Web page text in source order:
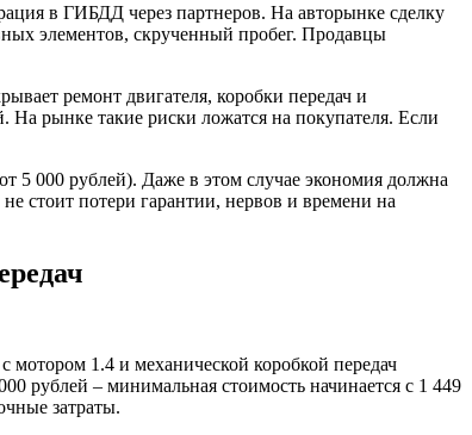
в ГИБДД через партнеров. На авторынке сделку
элементов, скрученный пробег. Продавцы
ремонт двигателя, коробки передач и
На рынке такие риски ложатся на покупателя. Если
5 000 рублей). Даже в этом случае экономия должна
стоит потери гарантии, нервов и времени на
мотором 1.4 и механической коробкой передач
рублей – минимальная стоимость начинается с 1 449
затраты.